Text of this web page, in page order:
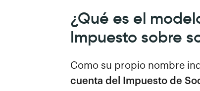
¿Qué es el
Impuesto sobre
Como su propio nombre
cuenta del Impuesto de